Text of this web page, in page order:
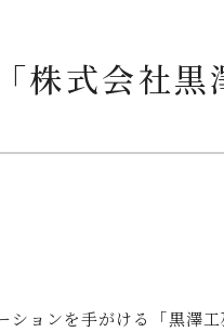
株式会社黒
ョンを手がける「黒澤